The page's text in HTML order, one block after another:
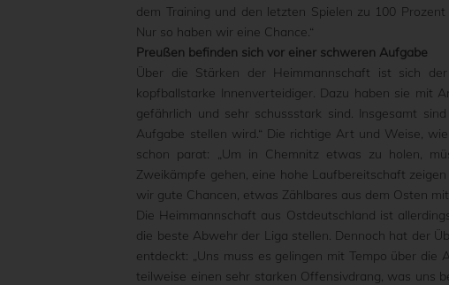
dem Training und den letzten Spielen zu 100
Nur so haben wir eine Chance.“
Preußen befinden sich vor einer schweren Aufgabe
Über die Stärken der Heimmannschaft ist sich
kopfballstarke Innenverteidiger. Dazu haben sie mit
gefährlich und sehr schussstark sind. Insgesamt
Aufgabe stellen wird.“ Die richtige Art und Weise,
schon parat: „Um in Chemnitz etwas zu holen,
Zweikämpfe gehen, eine hohe Laufbereitschaft
wir gute Chancen, etwas Zählbares aus dem Osten
Die Heimmannschaft aus Ostdeutschland ist
die beste Abwehr der Liga stellen. Dennoch hat der
entdeckt: „Uns muss es gelingen mit Tempo über
teilweise einen sehr starken Offensivdrang, was uns